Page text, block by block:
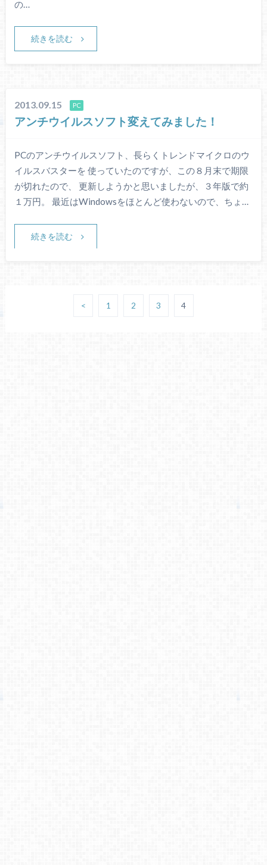
の…
続きを読む
2013.09.15 PC
アンチウイルスソフト変えてみました！
PCのアンチウイルスソフト、長らくトレンドマイクロのウ
イルスバスターを 使っていたのですが、この８月末で期限
が切れたので、 更新しようかと思いましたが、３年版で約
１万円。 最近はWindowsをほとんど使わないので、ちょ…
続きを読む
< 1 2 3 4